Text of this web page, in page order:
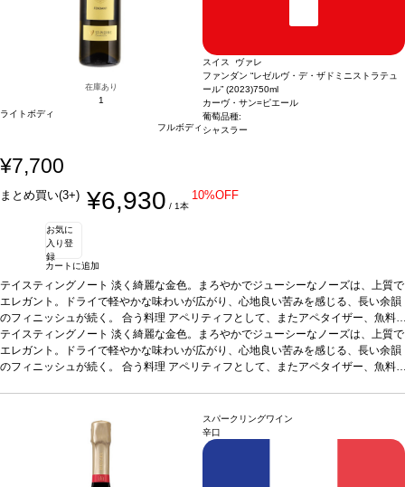
在庫あり
1
ライトボディ
フルボディ
スイス ヴァレ
ファンダン “レゼルヴ・デ・ザドミニストラテュ
ール” (2023)750ml
カーヴ・サン=ピエール
葡萄品種:
シャスラー
¥7,700
まとめ買い(3+) ¥6,930 / 1本
10%OFF
お気に
入り登
録
カートに追加
テイスティングノート 淡く綺麗な金色。まろやかでジューシーなノーズは、上質で
エレガント。ドライで軽やかな味わいが広がり、心地良い苦みを感じる、長い余韻
のフィニッシュが続く。 合う料理 アペリティフとして、またアペタイザー、魚料
理、チーズなどと好相性 葡萄品種シャスラー 100%*本ヴィンテージが在庫切れの
場合、在庫があり価格が同様の場合は自動的に次のヴィンテージに変更されます、
ご了承ください。
テイスティングノート 淡く綺麗な金色。まろやかでジューシーなノーズは、上質で
エレガント。ドライで軽やかな味わいが広がり、心地良い苦みを感じる、長い余韻
のフィニッシュが続く。 合う料理 アペリティフとして、またアペタイザー、魚料
スパークリングワイン
辛口